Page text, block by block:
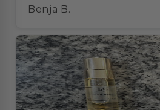
Benja B.